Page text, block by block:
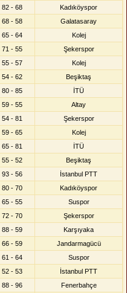
82 - 68
Kadıköyspor
68 - 58
Galatasaray
65 - 64
Kolej
71 - 55
Şekerspor
55 - 57
Kolej
54 - 62
Beşiktaş
80 - 85
İTÜ
59 - 55
Altay
54 - 81
Şekerspor
59 - 65
Kolej
65 - 81
İTÜ
55 - 52
Beşiktaş
93 - 56
İstanbul PTT
80 - 70
Kadıköyspor
65 - 55
Suspor
72 - 70
Şekerspor
88 - 59
Karşıyaka
66 - 59
Jandarmagücü
61 - 64
Suspor
52 - 53
İstanbul PTT
88 - 96
Fenerbahçe